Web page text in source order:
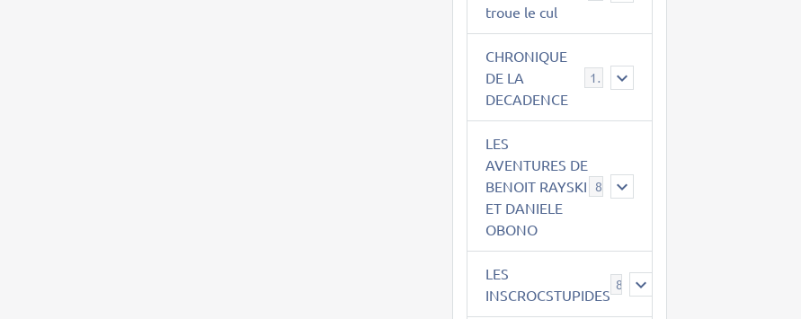
troue le cul
CHRONIQUE
DE LA
DECADENCE
12
LES
AVENTURES DE
BENOIT RAYSKI
ET DANIELE
OBONO
LES
INSCROCSTUPIDES
8